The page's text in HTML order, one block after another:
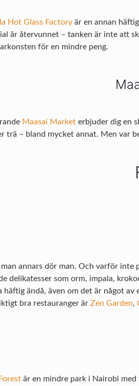
Hot Glass Factory är en annan
är återvunnet – tanken är inte att
för en mindre peng.
Maasai Market erbjuder dig en
trä – bland mycket annat. Men var
annars dör man. Och varför inte
delikatesser som orm, impala,
häftig ändå, även om det är något av
bra restauranger är Zen Garden,
är en mindre park i Nairobi